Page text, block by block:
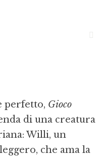
perfetto, Gioco
di una creatura
Willi, un
che ama la